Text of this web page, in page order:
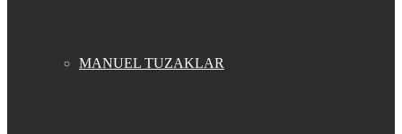
MANUEL TUZAKLAR